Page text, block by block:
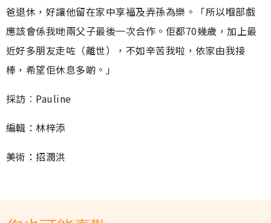
爸退休，好讓他留在家中享福及弄孫為樂。「所以嗰部戲
應該會係我哋兩父子最後一次合作。佢都70幾歲，加上最
近好多朋友走咗（離世），不如辛苦我啦，依家由我接
棒，希望佢休息多啲。」
採訪︰Pauline
編輯：林梓添
美術：招潤洪